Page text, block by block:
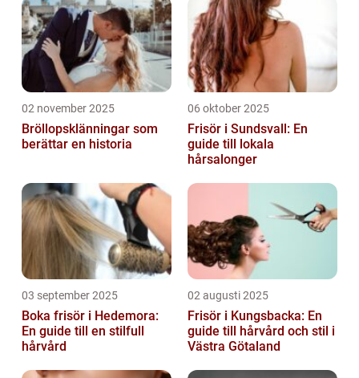
02 november 2025
Bröllopsklänningar som
berättar en historia
06 oktober 2025
Frisör i Sundsvall: En
guide till lokala
hårsalonger
03 september 2025
Boka frisör i Hedemora:
En guide till en stilfull
hårvård
02 augusti 2025
Frisör i Kungsbacka: En
guide till hårvård och stil i
Västra Götaland